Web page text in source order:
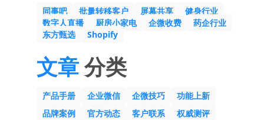
同事吧 批量转移客户 屏幕共享
健身行业
数字人直播
厨房小家电 企微收费
药企行业
东方甄选
Shopify
文章分类
产品手册 企业微信 企微技巧
功能上新
品牌案例
官方动态 客户联系
权威测评